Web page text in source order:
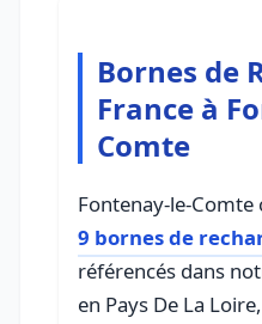
Bornes de
France à
Comte
Fontenay-le-Comte
9 bornes de
référencés dans
en Pays De La